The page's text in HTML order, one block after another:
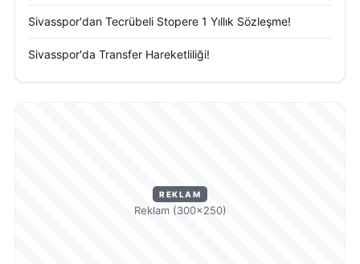
Sivasspor'dan Tecrübeli Stopere 1 Yıllık Sözleşme!
Sivasspor'da Transfer Hareketliliği!
REKLAM
Reklam (300×250)